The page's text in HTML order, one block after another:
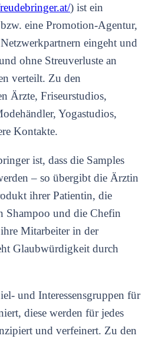
) ist ein
eine Promotion-Agentur,
eingeht und
ohne Streuverluste an
verteilt. Zu den
Ärzte, Friseurstudios,
Yogastudios,
Kontakte.
ist, dass die Samples
– so übergibt die Ärztin
ihrer Patientin, die
Shampoo und die Chefin
Mitarbeiter in der
Glaubwürdigkeit durch
und Interessensgruppen für
diese werden für jedes
und verfeinert. Zu den